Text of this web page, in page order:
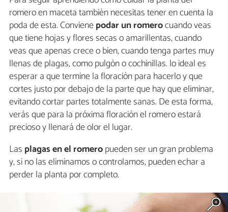
romero en maceta también necesitas tener en cuenta la
poda de esta. Convienepodar un romerocuando veas
que tiene hojas y flores secas o amarillentas, cuando
veas que apenas crece o bien, cuando tenga partes muy
llenas de plagas, como pulgón o cochinillas. lo ideal es
esperar a que termine la floración para hacerlo y que
cortes justo por debajo de la parte que hay que eliminar,
evitando cortar partes totalmente sanas. De esta forma,
verás que para la próxima floración el romero estará
precioso y llenará de olor el lugar.
Las plagas en el romeropueden ser un gran problema
y, si no las eliminamos o controlamos, pueden echar a
perder la planta por completo.